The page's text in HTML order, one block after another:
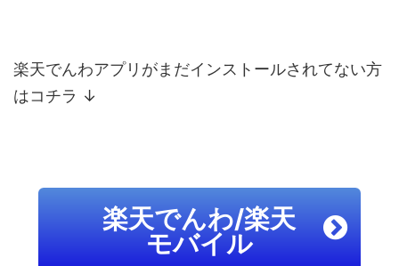
楽天でんわアプリがまだインストールされてない方
はコチラ ↓
楽天でんわ/楽天
モバイル